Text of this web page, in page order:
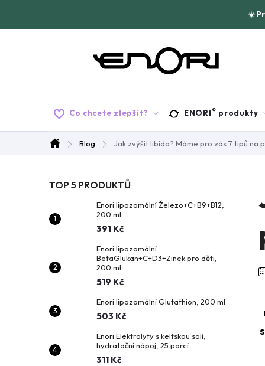
na
☀️
Co chcete zlepšit? ENORI ® produkty
Domů
Blog Jak zvýšit libido? Máme pro vás 7 tipů na
P
o
t
r
a
TOP 5 PRODUKTŮ
Enori lipozomální Železo+C+B9+B12,
200 ml
391 Kč
Enori lipozomální
BetaGlukan+C+D3+Zinek pro děti,
200 ml
519 Kč
Enori lipozomální Glutathion, 200 ml
503 Kč
Enori Elektrolyty s keltskou solí,
hydratační nápoj, 25 porcí
311 Kč